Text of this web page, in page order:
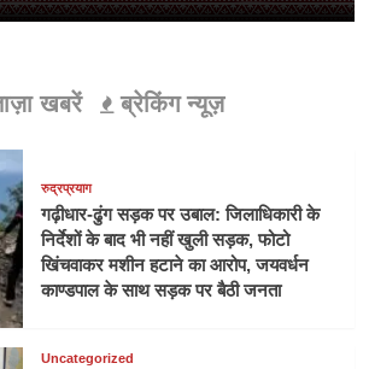
खबरें ब्रेकिंग न्यूज़
रुद्रप्रयाग
गढ़ीधार-ढुंग सड़क पर उबाल: जिलाधिकारी के
निर्देशों के बाद भी नहीं खुली सड़क, फोटो
खिंचवाकर मशीन हटाने का आरोप, जयवर्धन
काण्डपाल के साथ सड़क पर बैठी जनता
Uncategorized